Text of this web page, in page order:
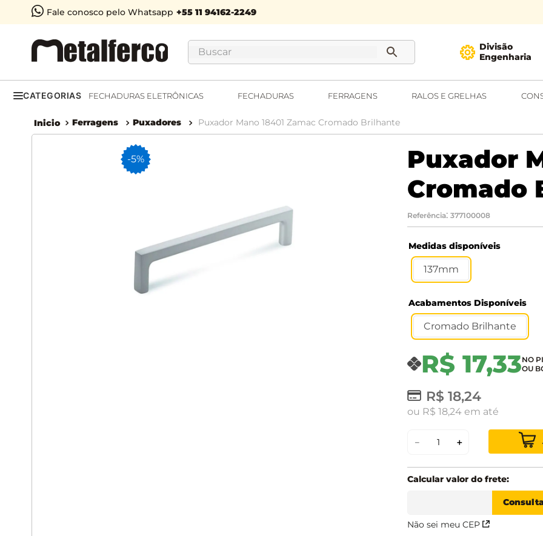
Fale conosco pelo Whatsapp
Buscar
Divisão
Engenharia
CATEGORIAS FECHADURAS ELETRÔNICAS FECHADURAS FERRAGENS RALOS E GRELHAS
Ferragens Puxadores Puxador Mano 18401 Zamac Cromado Brilhante
-5%
Puxador
Cromado
Referência: 377100008
Medidas disponíveis
137mm
Acabamentos Disponíveis
Cromado Brilhante
R$ 17,33
R$ 18,24
ou R$ 18,24 em até
＋
－
Não sei meu CEP